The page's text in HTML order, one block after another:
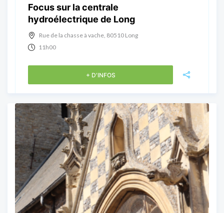
Focus sur la centrale
hydroélectrique de Long
Rue de la chasse à vache, 80510 Long
11h00
+ D'INFOS